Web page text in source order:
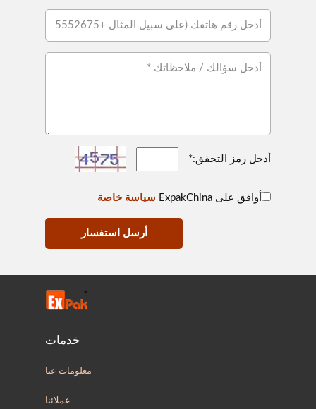
أدخل رمز التحقق:*
أوافق على ExpakChina سياسة خاصة
أرسل استفسار
خدمات
معلومات عنا
عملائنا